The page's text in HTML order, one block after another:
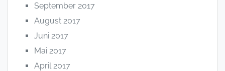
September 2017
August 2017
Juni 2017
Mai 2017
April 2017